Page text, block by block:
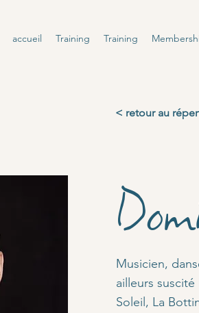
accueil Training Training
< retour au
Musicien,
ailleurs
Soleil, La